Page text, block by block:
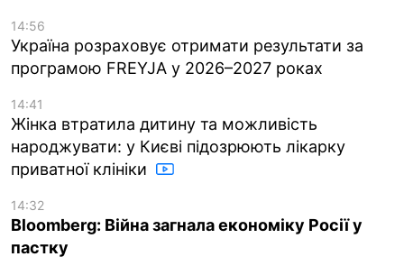
14:56
Україна розраховує отримати результати за
програмою FREYJA у 2026–2027 роках
14:41
Жінка втратила дитину та можливість
народжувати: у Києві підозрюють лікарку
приватної клініки
14:32
Bloomberg: Війна загнала економіку Росії у
пастку